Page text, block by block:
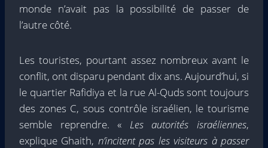
monde n’avait pas la possibilité de passer de
l’autre côté.
Les touristes, pourtant assez nombreux avant le
conflit, ont disparu pendant dix ans. Aujourd’hui, si
le quartier Rafidiya et la rue Al-Quds sont toujours
des zones C, sous contrôle israélien, le tourisme
semble reprendre. « Les autorités israéliennes,
explique Ghaith, n’incitent pas les visiteurs à passer